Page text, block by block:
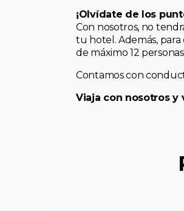
¡Olvídate de los
Con nosotros, no
tu hotel. Además,
de máximo 12
Contamos con
Viaja con nosotros y